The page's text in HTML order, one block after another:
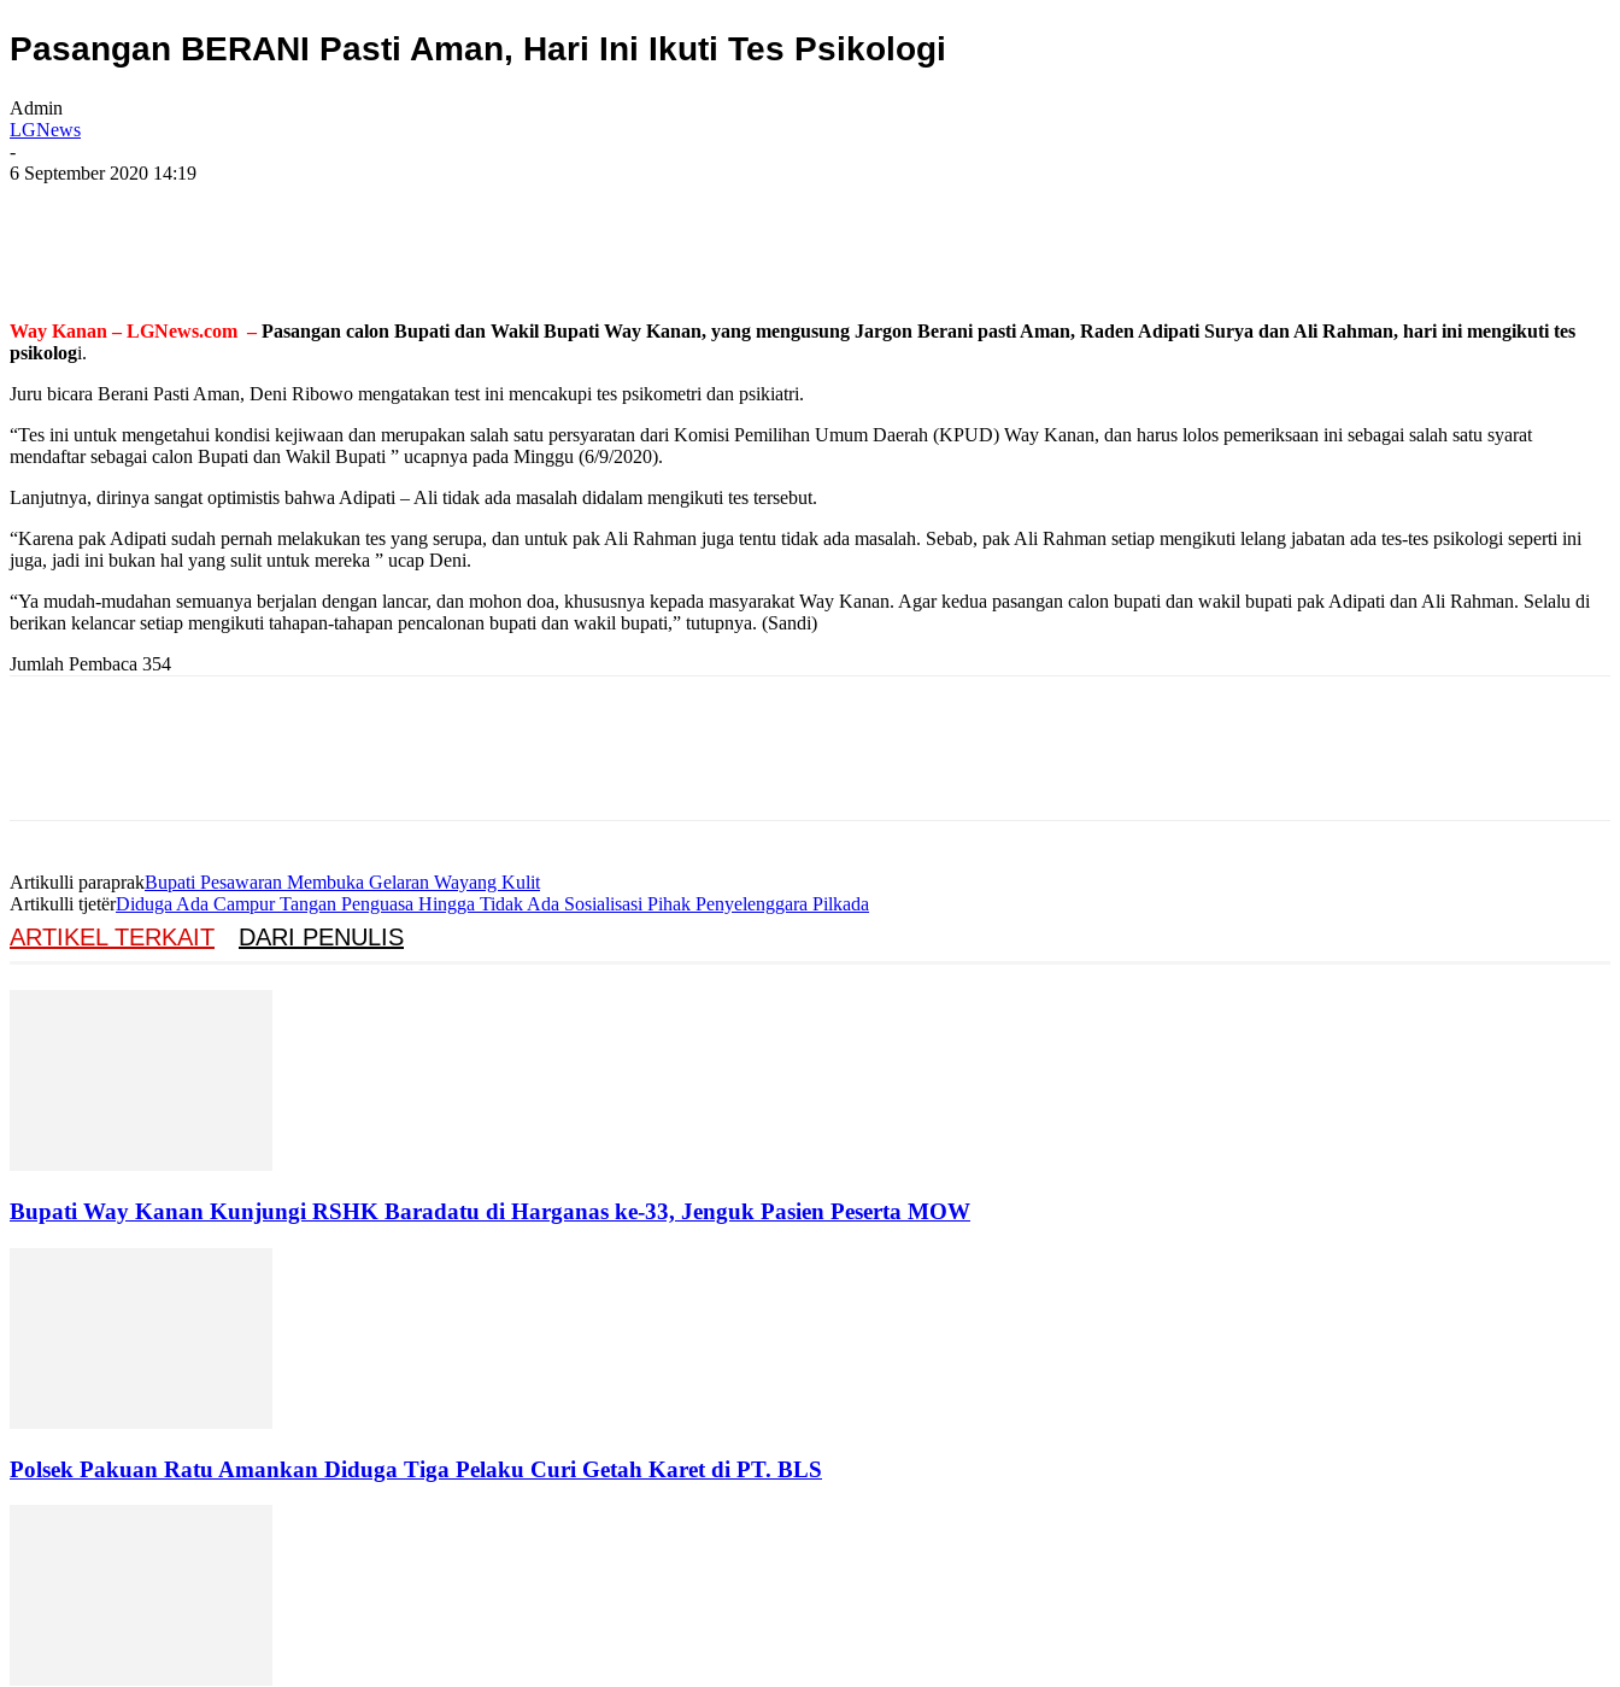
Pasangan BERANI Pasti Aman, Hari Ini Ikuti Tes Psikologi
Admin
LGNews
-
6 September 2020 14:19
Way Kanan – LGNews.com –Pasangan calon Bupati dan Wakil Bupati Way Kanan, yang mengusung Jargon Berani pasti Aman, Raden Adipati Surya dan Ali Rahman, hari ini mengikuti tes
psikologi.
Juru bicara Berani Pasti Aman, Deni Ribowo mengatakan test ini mencakupi tes psikometri dan psikiatri.
“Tes ini untuk mengetahui kondisi kejiwaan dan merupakan salah satu persyaratan dari Komisi Pemilihan Umum Daerah (KPUD) Way Kanan, dan harus lolos pemeriksaan ini sebagai salah satu syarat
mendaftar sebagai calon Bupati dan Wakil Bupati ” ucapnya pada Minggu (6/9/2020).
Lanjutnya, dirinya sangat optimistis bahwa Adipati – Ali tidak ada masalah didalam mengikuti tes tersebut.
“Karena pak Adipati sudah pernah melakukan tes yang serupa, dan untuk pak Ali Rahman juga tentu tidak ada masalah. Sebab, pak Ali Rahman setiap mengikuti lelang jabatan ada tes-tes psikologi seperti ini
juga, jadi ini bukan hal yang sulit untuk mereka ” ucap Deni.
“Ya mudah-mudahan semuanya berjalan dengan lancar, dan mohon doa, khususnya kepada masyarakat Way Kanan. Agar kedua pasangan calon bupati dan wakil bupati pak Adipati dan Ali Rahman. Selalu di
berikan kelancar setiap mengikuti tahapan-tahapan pencalonan bupati dan wakil bupati,” tutupnya. (Sandi)
Jumlah Pembaca 354
Artikulli paraprakBupati Pesawaran Membuka Gelaran Wayang Kulit
Artikulli tjetërDiduga Ada Campur Tangan Penguasa Hingga Tidak Ada Sosialisasi Pihak Penyelenggara Pilkada
ARTIKEL TERKAIT DARI PENULIS
Bupati Way Kanan Kunjungi RSHK Baradatu di Harganas ke-33, Jenguk Pasien Peserta MOW
Polsek Pakuan Ratu Amankan Diduga Tiga Pelaku Curi Getah Karet di PT. BLS